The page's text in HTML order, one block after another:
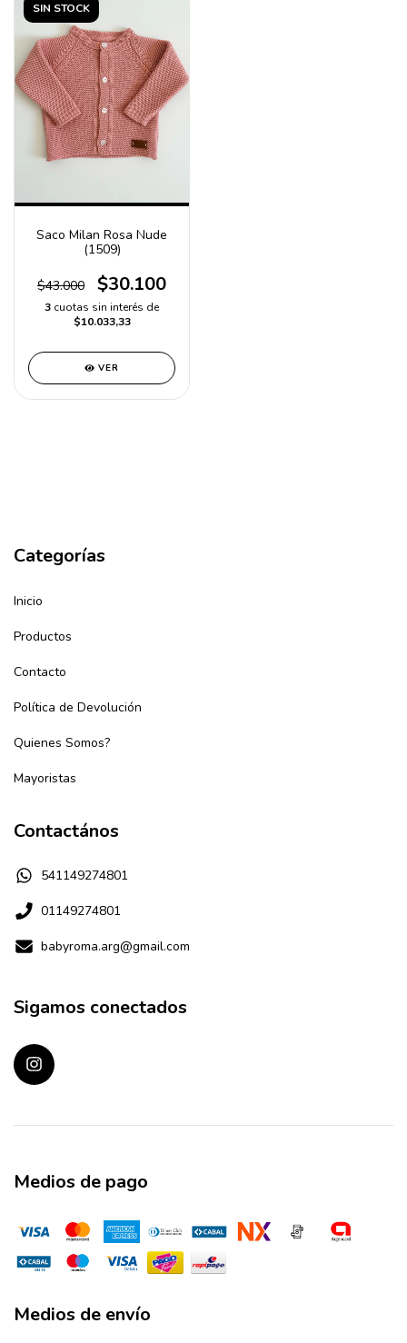
SIN STOCK
Saco Milan Rosa Nude
(1509)
$43.000 $30.100
3 cuotas sin interés de
$10.033,33
VER
Categorías
Inicio
Productos
Contacto
Política de Devolución
Quienes Somos?
Mayoristas
Contactános
541149274801
01149274801
babyroma.arg@gmail.com
Sigamos conectados
Medios de pago
Medios de envío